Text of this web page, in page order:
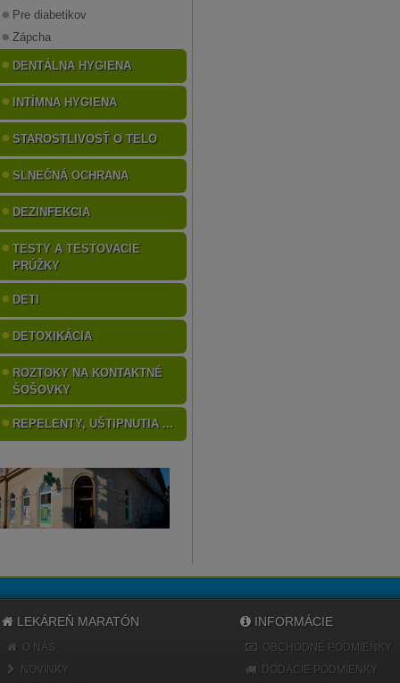
Pre diabetikov
Zápcha
DENTÁLNA HYGIENA
INTÍMNA HYGIENA
STAROSTLIVOSŤ O TELO
SLNEČNÁ OCHRANA
DEZINFEKCIA
TESTY A TESTOVACIE
PRÚŽKY
DETI
DETOXIKÁCIA
ROZTOKY NA KONTAKTNÉ
ŠOŠOVKY
REPELENTY, UŠTIPNUTIA ...
LEKÁREŇ MARATÓN
O NÁS
NOVINKY
INFORMÁCIE
OBCHODNÉ PODMIENKY
DODACIE PODMIENKY